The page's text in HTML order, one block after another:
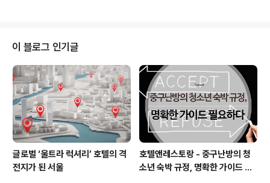
키모토 켄지 사장을 만나 리츠의 성장 스토리와 앞으로의
전망에 대해 들어봤다. 호시노리조트 리츠의 토대가 된 재
생사업2조 원이 넘는 자산을 운용하는 호시노리조트 리츠
법인의 대표를 만난다는 것은 호시노 요시하루 호시노리조
트 대표를 만나는 것보다 더 긴장되는 일이었다. 호시노야
가루이자와를 비롯한 호시노리조트 시..
이 블로그 인기글
글로벌 ‘울트라 럭셔리’ 호텔의 격
전지가 된 서울
호텔앤레스토랑 - 중구난방의 청
소년 숙박 규정, 명확한 가이드 필